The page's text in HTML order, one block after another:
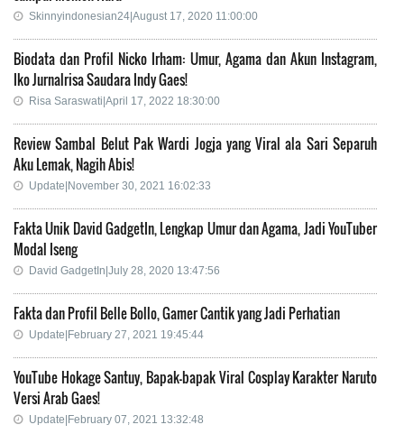
Skinnyindonesian24|August 17, 2020 11:00:00
Biodata dan Profil Nicko Irham: Umur, Agama dan Akun Instagram,
Iko Jurnalrisa Saudara Indy Gaes!
Risa Saraswati|April 17, 2022 18:30:00
Review Sambal Belut Pak Wardi Jogja yang Viral ala Sari Separuh
Aku Lemak, Nagih Abis!
Update|November 30, 2021 16:02:33
Fakta Unik David GadgetIn, Lengkap Umur dan Agama, Jadi YouTuber
Modal Iseng
David GadgetIn|July 28, 2020 13:47:56
Fakta dan Profil Belle Bollo, Gamer Cantik yang Jadi Perhatian
Update|February 27, 2021 19:45:44
YouTube Hokage Santuy, Bapak-bapak Viral Cosplay Karakter Naruto
Versi Arab Gaes!
Update|February 07, 2021 13:32:48